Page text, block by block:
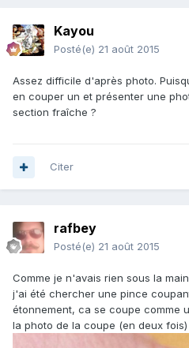
Kayou
Posté(e) 21 août 2015
Assez difficile d'après photo.
en couper un et présenter une
section fraîche ?
Citer
rafbey
Posté(e) 21 août 2015
Comme je n'avais rien sous la
j'ai été chercher une pince
étonnement, ca se coupe comme
la photo de la coupe (en deux fois)